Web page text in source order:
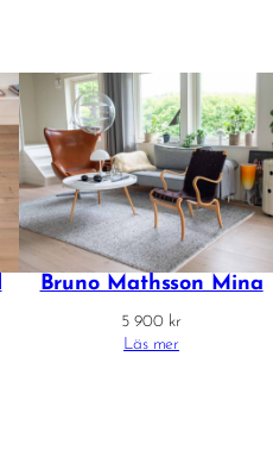
Bruno Mathsson Mina
5 900 kr
Läs mer